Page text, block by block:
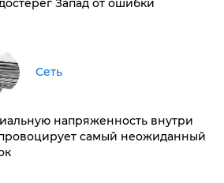
Запад от ошибки
Сеть
напряженность внутри
самый неожиданный